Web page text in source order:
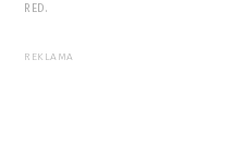
RED.
REKLAMA